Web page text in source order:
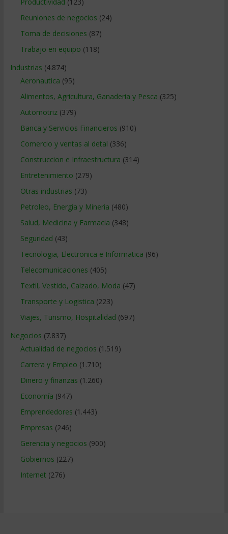
Reuniones de negocios (24)
Toma de decisiones (87)
Trabajo en equipo (118)
Industrias (4.874)
Aeronautica (95)
Alimentos, Agricultura, Ganaderia y Pesca (325)
Automotriz(379)
Banca y Servicios Financieros (910)
Comercio y ventas al detal (336)
Construccion e Infraestructura (314)
Entretenimiento (279)
Otras industrias (73)
Petroleo, Energia y Mineria (480)
Salud, Medicina y Farmacia (348)
Seguridad (43)
Tecnologia, Electronica e Informatica (96)
Telecomunicaciones (405)
Textil, Vestido, Calzado, Moda (47)
Transporte y Logistica (223)
Viajes, Turismo, Hospitalidad (697)
Negocios (7.837)
Actualidad de negocios (1.519)
Carrera y Empleo (1.710)
Dinero y finanzas (1.260)
Economía (947)
Emprendedores (1.443)
Empresas (246)
Gerencia y negocios (900)
Gobiernos (227)
Internet (276)